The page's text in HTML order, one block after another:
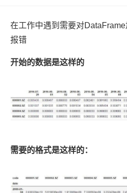
在工作中遇到需要对
报错
开始的数据是这样的
需要的格式是这样的：